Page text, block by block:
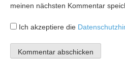
meinen nächsten Kommentar
Ich akzeptiere die